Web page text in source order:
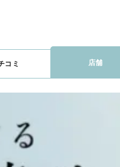
コミ 店舗